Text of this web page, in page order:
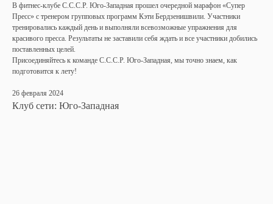
В фитнес-клубе С.С.С.Р. Юго-Западная прошел очередной марафон «Супер
Пресс» с тренером групповых программ Кэти Бердзенишвили. Участники
тренировались каждый день и выполняли всевозможные упражнения для
красивого пресса. Результаты не заставили себя ждать и все участники добились
поставленных целей.
Присоединяйтесь к команде С.С.С.Р. Юго-Западная, мы точно знаем, как
подготовится к лету!
26 февраля 2024
Клуб сети: Юго-Западная